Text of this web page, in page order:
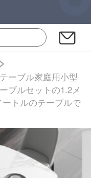
ーブル家庭用小型
ブルセットの1.2メ
トルのテーブルで